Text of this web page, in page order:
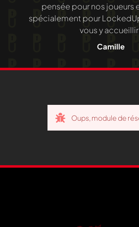
pensée pour nos joueurs
spécialement pour
vous y accueillir
Camille
Oups, module de